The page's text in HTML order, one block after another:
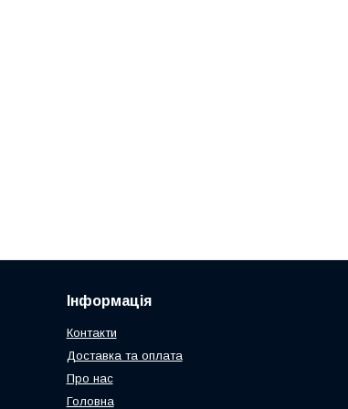
Інформація
Контакти
Доставка та оплата
Про нас
Головна